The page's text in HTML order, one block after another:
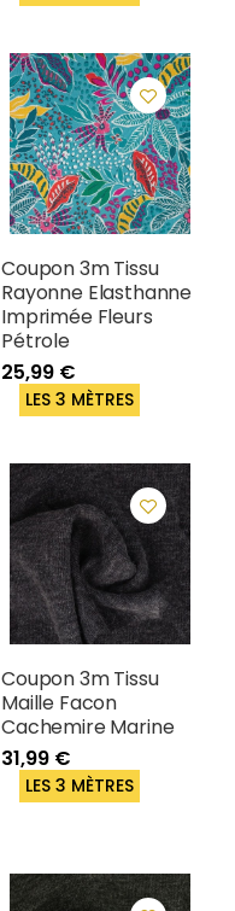
Coupon 3m Tissu
Rayonne Elasthanne
Imprimée Fleurs
Pétrole
25,99 €
LES 3 MÈTRES
Coupon 3m Tissu
Maille Facon
Cachemire Marine
31,99 €
LES 3 MÈTRES